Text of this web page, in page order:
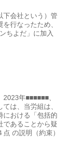
下会社という）管
行なったため、
ちよだ」に加入
年■■■■■■、
は、当労組は、
における「包括的
であることから疑
の説明（約束）